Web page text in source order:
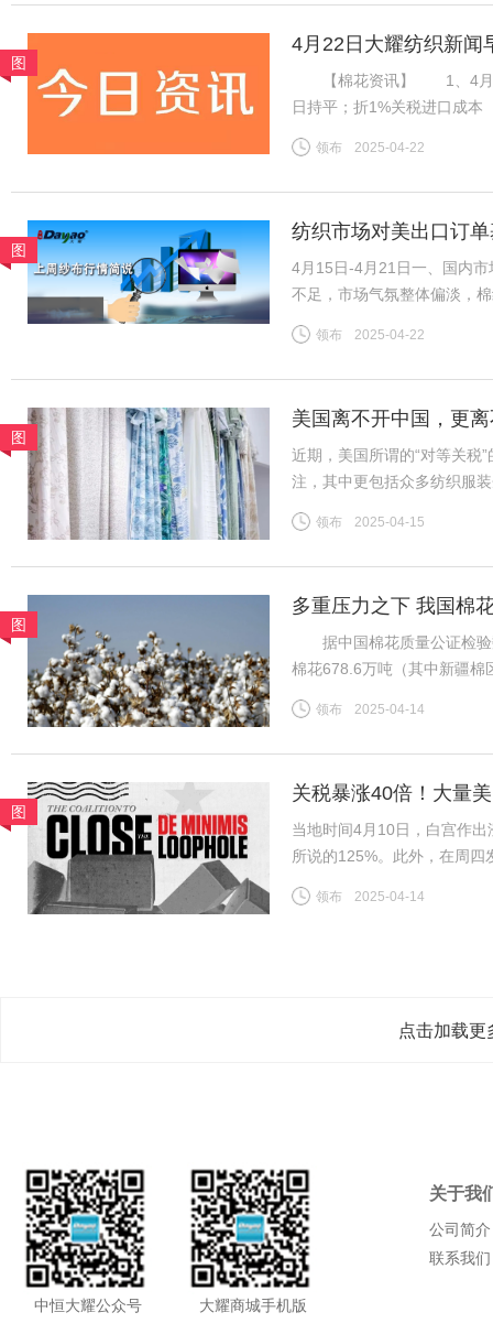
图
4月22日大耀纺织新闻
【棉花资讯】 1、4月21
日持平；折1%关税进口成本
棉山东到厂价3128B级14
领布 2025-04-22
图
纺织市场对美出口订
4月15日-4月21日一、国内
不足，市场气氛整体偏淡，
续，中小厂订单压力增加。
领布 2025-04-22
图
美国离不开中国，更
近期，美国所谓的“对等关税
注，其中更包括众多纺织服
跨境电商及小额包裹更是惠
领布 2025-04-15
图
多重压力之下 我国棉
据中国棉花质量公证检验
棉花678.6万吨（其中新疆棉
新疆/全国棉花公检总量已基
领布 2025-04-14
图
关税暴涨40倍！大量
当地时间4月10日，白宫作
所说的125%。此外，在周
到了120%；5月2日至6月1
领布 2025-04-14
点击加载更
中恒大耀公众号 大耀商城手机版
关于我
公司简介
联系我们